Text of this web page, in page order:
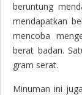
beruntung
mendapatkan
mencoba
berat badan.
gram serat.
Minuman ini